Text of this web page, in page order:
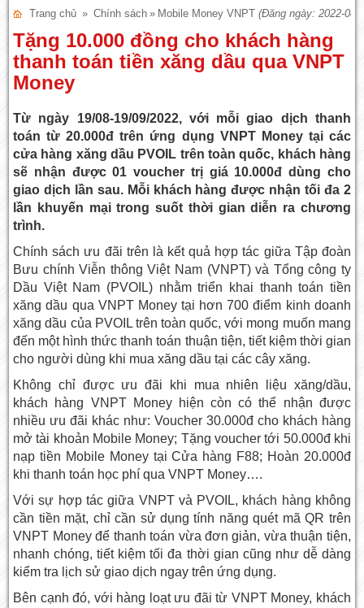
Trang chủ » Chính sách » Mobile Money VNPT (Đăng ngày: 2022-08-
Tặng 10.000 đồng cho khách hàng
thanh toán tiền xăng dầu qua VNPT
Money
Từ ngày 19/08-19/09/2022, với mỗi giao dịch thanh
toán từ 20.000đ trên ứng dụng VNPT Money tại các
cửa hàng xăng dầu PVOIL trên toàn quốc, khách hàng
sẽ nhận được 01 voucher trị giá 10.000đ dùng cho
giao dịch lần sau. Mỗi khách hàng được nhận tối đa 2
lần khuyến mại trong suốt thời gian diễn ra chương
trình.
Chính sách ưu đãi trên là kết quả hợp tác giữa Tập đoàn
Bưu chính Viễn thông Việt Nam (VNPT) và Tổng công ty
Dầu Việt Nam (PVOIL) nhằm triển khai thanh toán tiền
xăng dầu qua VNPT Money tại hơn 700 điểm kinh doanh
xăng dầu của PVOIL trên toàn quốc, với mong muốn mang
đến một hình thức thanh toán thuận tiện, tiết kiệm thời gian
cho người dùng khi mua xăng dầu tại các cây xăng.
Không chỉ được ưu đãi khi mua nhiên liệu xăng/dầu,
khách hàng VNPT Money hiện còn có thể nhận được
nhiều ưu đãi khác như: Voucher 30.000đ cho khách hàng
mở tài khoản Mobile Money; Tặng voucher tới 50.000đ khi
nạp tiền Mobile Money tại Cửa hàng F88; Hoàn 20.000đ
khi thanh toán học phí qua VNPT Money….
Với sự hợp tác giữa VNPT và PVOIL, khách hàng không
cần tiền mặt, chỉ cần sử dụng tính năng quét mã QR trên
VNPT Money để thanh toán vừa đơn giản, vừa thuận tiện,
nhanh chóng, tiết kiệm tối đa thời gian cũng như dễ dàng
kiểm tra lịch sử giao dịch ngay trên ứng dụng.
Bên cạnh đó, với hàng loạt ưu đãi từ VNPT Money, khách